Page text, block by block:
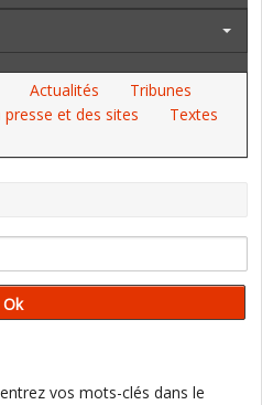
Actualités
Tribunes
presse et des sites
Textes
vos mots-clés dans le